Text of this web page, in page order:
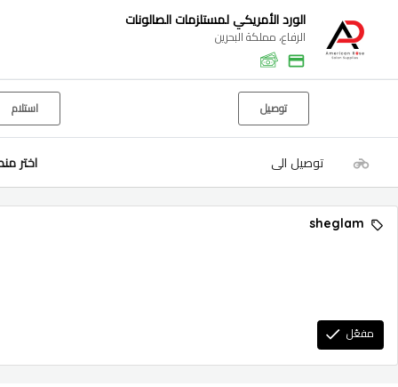
الورد الأمريكي لمستلزمات الصالونات
الرفاع، مملكة البحرين
توصيل استلام
توصيل الى اختر
sheglam
مفعّل